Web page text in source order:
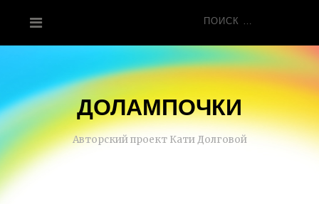
содержанию
Поиск
ДОЛАМПОЧКИ
Авторский проект Кати Долговой